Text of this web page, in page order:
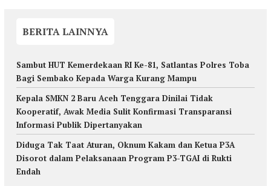
BERITA LAINNYA
Sambut HUT Kemerdekaan RI Ke-81, Satlantas Polres Toba
Bagi Sembako Kepada Warga Kurang Mampu
Kepala SMKN 2 Baru Aceh Tenggara Dinilai Tidak
Kooperatif, Awak Media Sulit Konfirmasi Transparansi
Informasi Publik Dipertanyakan
Diduga Tak Taat Aturan, Oknum Kakam dan Ketua P3A
Disorot dalam Pelaksanaan Program P3-TGAI di Rukti
Endah